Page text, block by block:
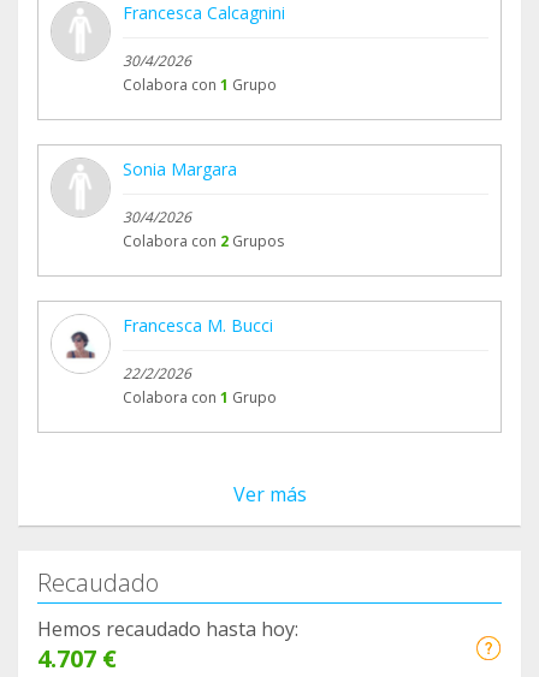
Francesca Calcagnini
30/4/2026
Colabora con 1 Grupo
Sonia Margara
30/4/2026
Colabora con 2 Grupos
Francesca M. Bucci
22/2/2026
Colabora con 1 Grupo
Ver más
Recaudado
Hemos recaudado hasta hoy:
4.707 €